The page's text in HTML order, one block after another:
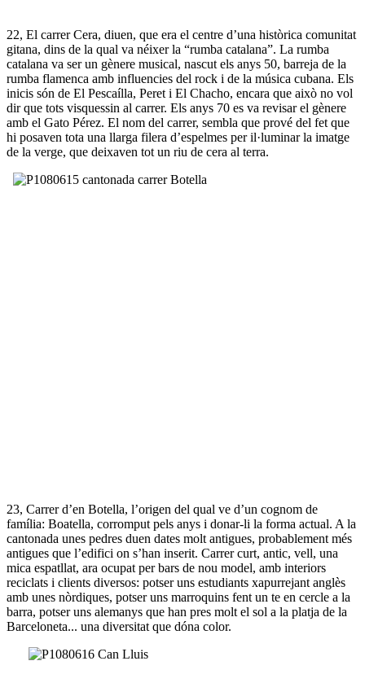
22, El carrer Cera, diuen, que era el centre d’una històrica comunitat
gitana, dins de la qual va néixer la “rumba catalana”. La rumba
catalana va ser un gènere musical, nascut els anys 50, barreja de la
rumba flamenca amb influencies del rock i de la música cubana. Els
inicis són de El Pescaílla, Peret i El Chacho, encara que això no vol
dir que tots visquessin al carrer. Els anys 70 es va revisar el gènere
amb el Gato Pérez. El nom del carrer, sembla que prové del fet que
hi posaven tota una llarga filera d’espelmes per il·luminar la imatge
de la verge, que deixaven tot un riu de cera al terra.
23, Carrer d’en Botella, l’origen del qual ve d’un cognom de
família: Boatella, corromput pels anys i donar-li la forma actual. A la
cantonada unes pedres duen dates molt antigues, probablement més
antigues que l’edifici on s’han inserit. Carrer curt, antic, vell, una
mica espatllat, ara ocupat per bars de nou model, amb interiors
reciclats i clients diversos: potser uns estudiants xapurrejant anglès
amb unes nòrdiques, potser uns marroquins fent un te en cercle a la
barra, potser uns alemanys que han pres molt el sol a la platja de la
Barceloneta... una diversitat que dóna color.